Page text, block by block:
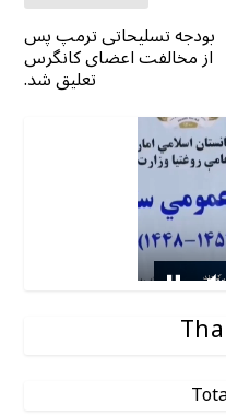
بودجه تسلیحاتی ترمپ پس
از مخالفت اعضای کانگرس
تعلیق شد.